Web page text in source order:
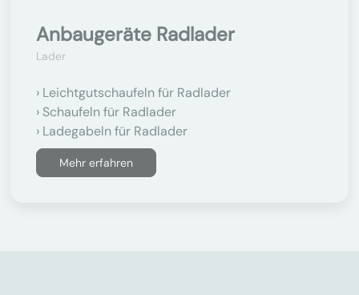
Anbaugeräte Radlader
Lader
Leichtgutschaufeln für Radlader
Schaufeln für Radlader
Ladegabeln für Radlader
Mehr erfahren